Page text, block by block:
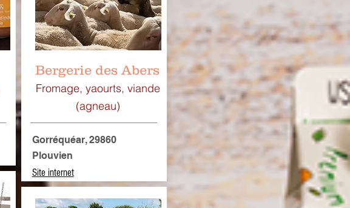
Bergerie des Abers
Fromage, yaourts, viande
(agneau)
Gorréquéar, 29860
Plouvien
Site internet